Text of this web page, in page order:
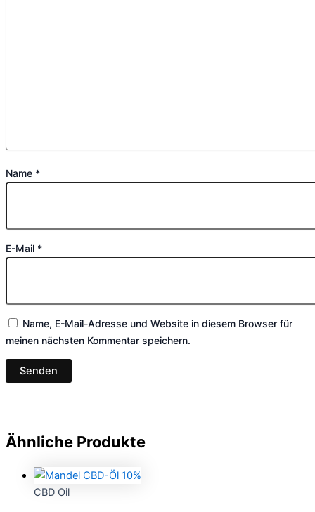
Name *
E-Mail *
Name, E-Mail-Adresse und Website in diesem Browser für
meinen nächsten Kommentar speichern.
Ähnliche Produkte
CBD Oil